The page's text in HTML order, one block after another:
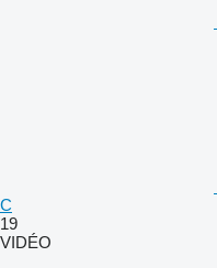
C
19
VIDÉO